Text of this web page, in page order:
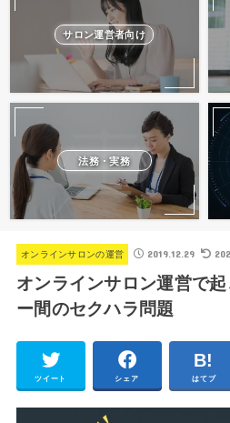
サロン運営者向け
法務・実務
オンラインサロンの運営 2019.12.29
オンラインサロン運営で
ー間のセクハラ問題
ツイート シェア はてブ